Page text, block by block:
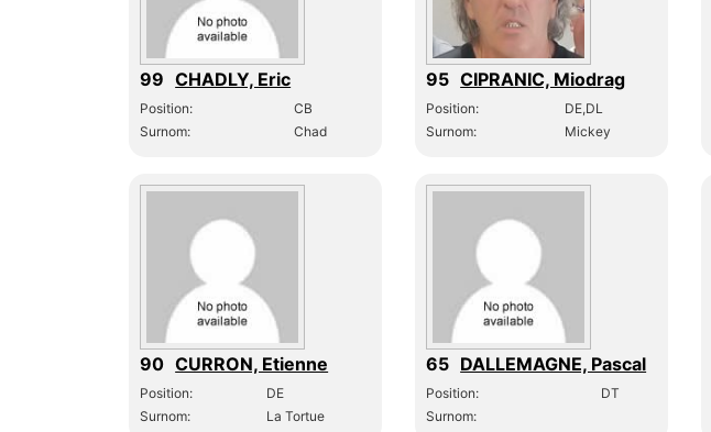
99 CHADLY, Eric
Position:
CB
Surnom:
Chad
95 CIPRANIC, Miodrag
Position:
DE,DL
Surnom:
Mickey
90 CURRON, Etienne
Position:
DE
Surnom:
La Tortue
65 DALLEMAGNE, Pascal
Position:
DT
Surnom: